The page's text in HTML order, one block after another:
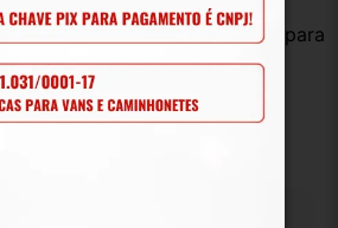
que precisar estamos aqui para